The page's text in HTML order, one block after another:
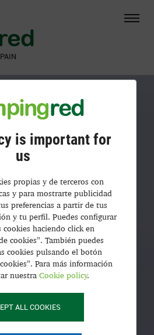
red
is important for
us
propias y de terceros con
y para mostrarte publicidad
preferencias a partir de tus
y tu perfil. Puedes configurar
cookies haciendo click en
cookies”. También puedes
cookies pulsando el botón
Para más información
nuestra Cookie policy.
ALL COOKIES